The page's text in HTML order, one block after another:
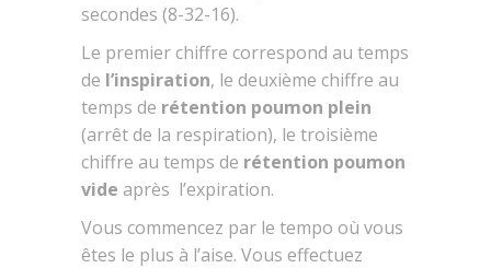
secondes (8-32-16).
Le premier chiffre correspond au temps
de l’inspiration, le deuxième chiffre au
temps de rétention poumon plein
(arrêt de la respiration), le troisième
chiffre au temps de rétention poumon
vide après l’expiration.
Vous commencez par le tempo où vous
êtes le plus à l’aise. Vous effectuez